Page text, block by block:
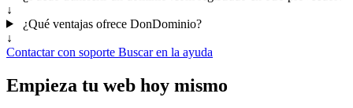
↓
¿Qué ventajas ofrece DonDominio?
↓
Contactar con soporte Buscar en la ayuda
Empieza tu web hoy mismo